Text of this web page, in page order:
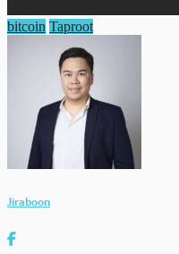
bitcoin Taproot
Jiraboon